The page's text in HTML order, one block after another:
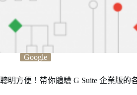
Google
聰明方便！帶你體驗 G Suite 企業版的